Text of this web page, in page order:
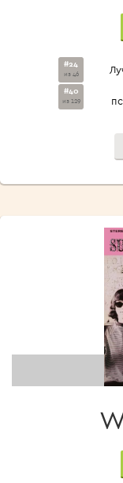
#24
из 46
#40
из 129